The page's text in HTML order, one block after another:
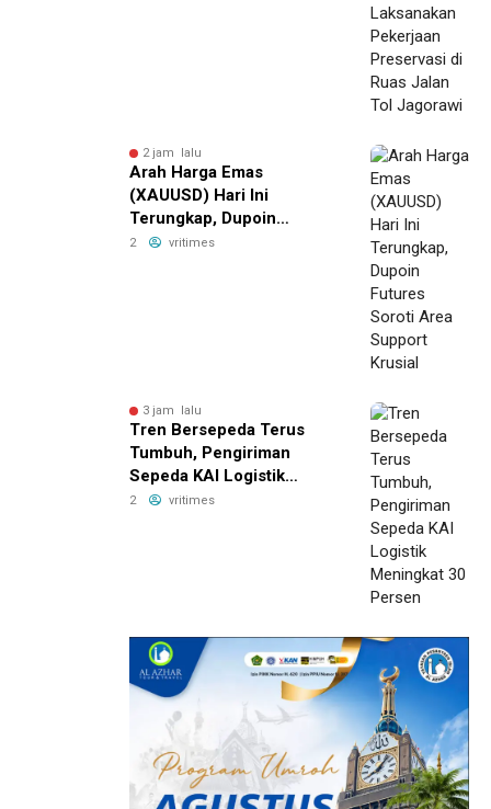
2 jam lalu
Arah Harga Emas
(XAUUSD) Hari Ini
Terungkap, Dupoin
Futures Soroti Area
2 vritimes
3 jam lalu
Tren Bersepeda Terus
Tumbuh, Pengiriman
Sepeda KAI Logistik
Meningkat 30 Persen
2 vritimes